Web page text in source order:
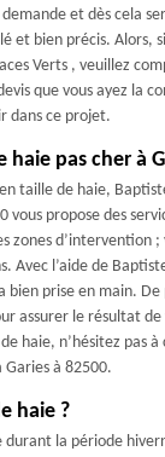
et dès cela
et bien précis. Alors,
Verts , veuillez
que vous ayez la
dans ce projet.
pas cher à
taille de haie,
vous propose des
zones d’intervention
Avec l’aide de
bien prise en main. De
assurer le résultat
haie, n’hésitez pas
Garies à 82500.
haie ?
durant la période